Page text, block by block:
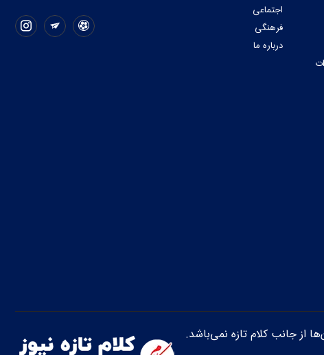
اجتماعی
فرهنگی
درباره ما
از جانب کلام تازه نمی‌باشد.